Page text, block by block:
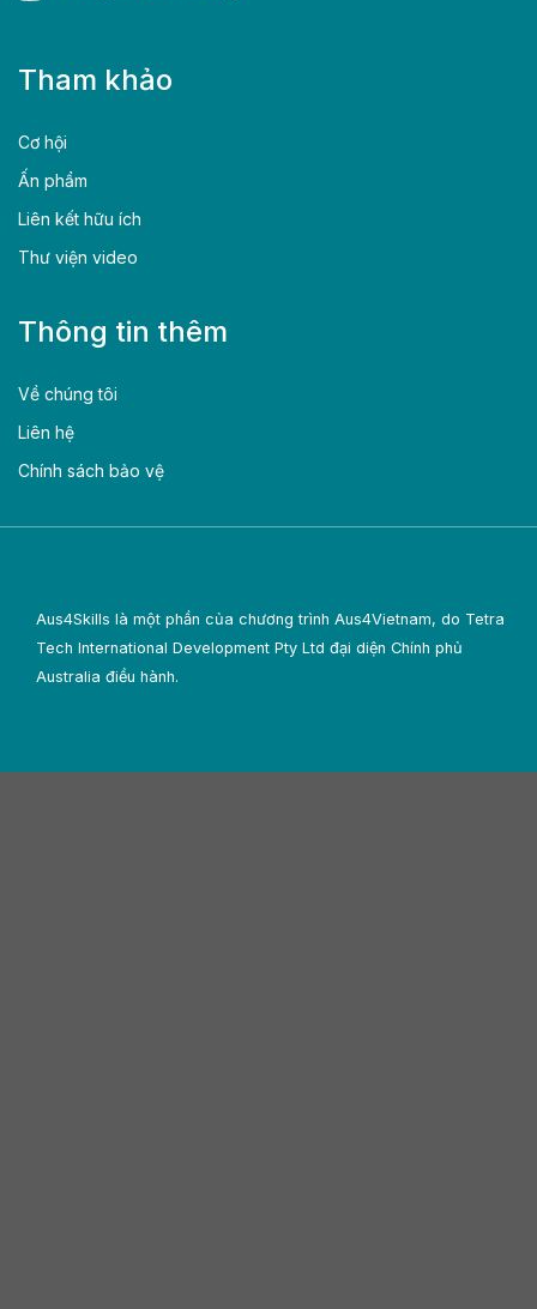
Tham khảo
Cơ hội
Ấn phẩm
Liên kết hữu ích
Thư viện video
Thông tin thêm
Về chúng tôi
Liên hệ
Chính sách bảo vệ
Aus4Skills là một phần của chương trình Aus4Vietnam, do Tetra
Tech International Development Pty Ltd đại diện Chính phủ
Australia điều hành.